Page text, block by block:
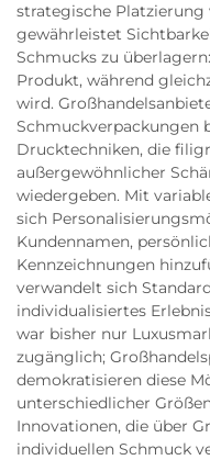
strategische
gewährleistet
Schmucks zu
Produkt, während
wird.
Schmuckverpackungen
Drucktechniken, die
außergewöhnlicher
wiedergeben. Mit
sich
Kundennamen,
Kennzeichnungen
verwandelt sich
individualisiertes
war bisher nur
zugänglich;
demokratisieren diese
unterschiedlicher
Innovationen, die über
individuellen Schmuck